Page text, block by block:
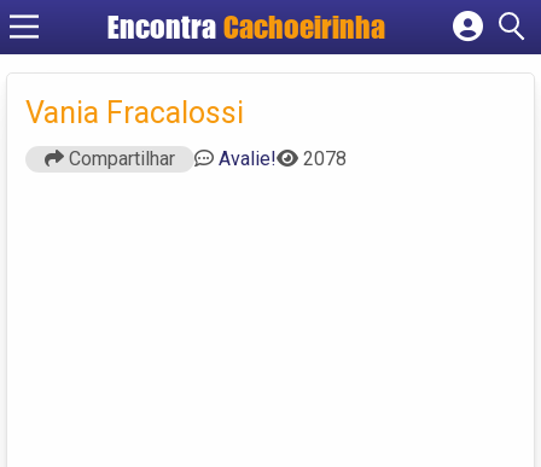
Encontra Cachoeirinha
Cadastrar empresa
Vania Fracalossi
Compartilhar Avalie! 2078